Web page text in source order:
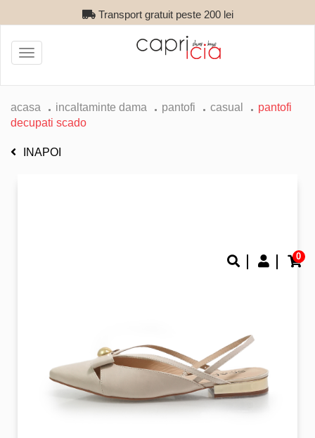
Transport gratuit peste 200 lei
0
Toggle
navigation
acasa incaltaminte dama pantofi casual
pantofi
decupati scado
INAPOI